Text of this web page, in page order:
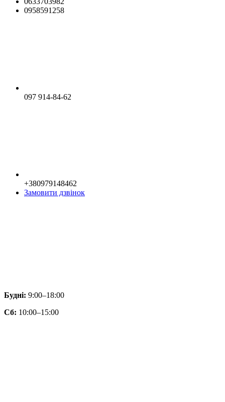
0958591258
097 914-84-62
+380979148462
Замовити дзвінок
Будні: 9:00–18:00
Сб: 10:00–15:00